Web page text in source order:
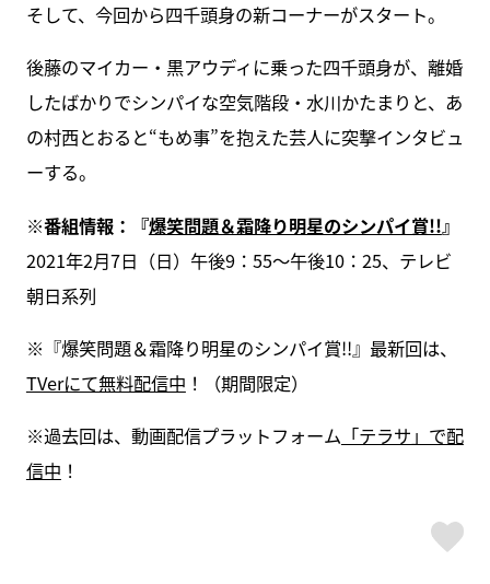
そして、今回から四千頭身の新コーナーがスタート。
後藤のマイカー・黒アウディに乗った四千頭身が、離婚
したばかりでシンパイな空気階段・水川かたまりと、あ
の村西とおると“もめ事”を抱えた芸人に突撃インタビュ
ーする。
※番組情報：『爆笑問題＆霜降り明星のシンパイ賞!!』
2021年2月7日（日）午後9：55～午後10：25、テレビ
朝日系列
※『爆笑問題＆霜降り明星のシンパイ賞!!』最新回は、
TVerにて無料配信中 ！（期間限定）
※過去回は、動画配信プラットフォーム 「テラサ」で配
信中 ！